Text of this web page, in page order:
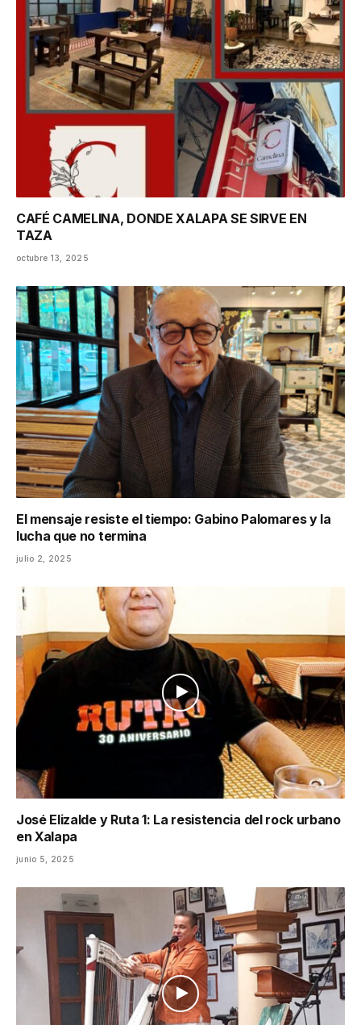
CAFÉ CAMELINA, DONDE XALAPA SE SIRVE EN
TAZA
octubre 13, 2025
El mensaje resiste el tiempo: Gabino Palomares y la
lucha que no termina
julio 2, 2025
José Elizalde y Ruta 1: La resistencia del rock urbano
en Xalapa
junio 5, 2025